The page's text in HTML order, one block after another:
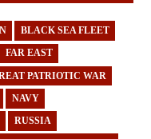
BLACK SEA FLEET
FAR EAST
PATRIOTIC WAR
NAVY
RUSSIA